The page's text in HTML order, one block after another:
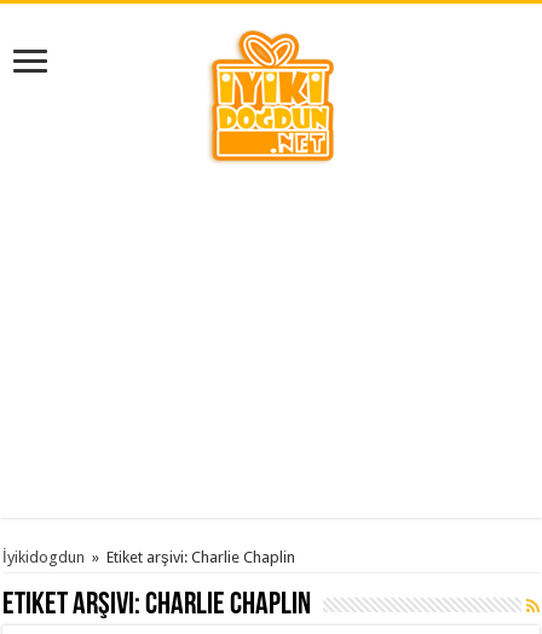
İyikidogdun » Etiket arşivi: Charlie Chaplin
Etiket arşivi:Charlie Chaplin